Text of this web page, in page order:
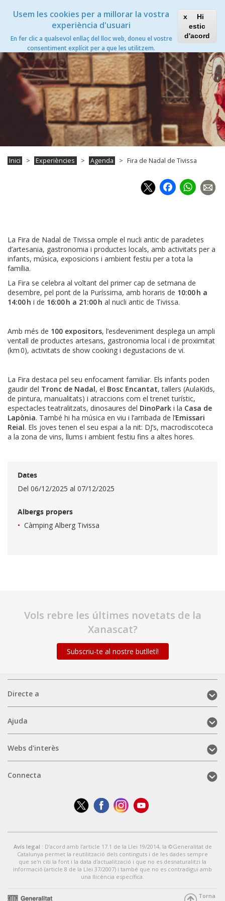
Usem les cookies per a millorar la vostra
experiència d'usuari
En fer clic a qualsevol enllaç del lloc web, doneu el vostre
consentiment explícit per a que les utilitzem.
Hi
estic
d'acord
Toggle
Xanascat
Toggle
navigation
Fira de Nadal de Tivissa
Inici Experiències Agenda Fira de Nadal de Tivissa
La Fira de Nadal de Tivissa omple el nucli antic de paradetes
d’artesania, gastronomia i productes locals, amb activitats per a
infants, música, exposicions i ambient festiu per a tota la
família.
La Fira se celebra al voltant del primer cap de setmana de
desembre, pel pont de la Puríssima, amb horaris de 10:00 h a
14:00 h i de 16:00 h a 21:00 h al nucli antic de Tivissa.
Amb més de 100 expositors, l’esdeveniment desplega un ampli
ventall de productes artesans, gastronomia local i de proximitat
(km 0), activitats de show cooking i degustacions de vi.
La Fira destaca pel seu enfocament familiar. Els infants poden
gaudir del Tronc de Nadal, el Bosc Encantat, tallers (AulaKids,
de pintura, manualitats) i atraccions com el trenet turístic,
espectacles teatralitzats, dinosaures del DinoPark i la Casa de
Lapònia. També hi ha música en viu i l’arribada de l’Emissari
Reial. Els joves tenen el seu espai a la nit: DJ’s, macrodiscoteca
a la zona de vins, llums i ambient festiu fins a altes hores.
Dates
Del 06/12/2025 al 07/12/2025
Albergs propers
Càmping Alberg Tivissa
Vols rebre les últimes novetats de la
Xanascat?
Subscriu-te al nostre butlletí!
Directe
a
Directe a
Ajuda
(mobile)
Ajuda
Webs
d'interès
Webs d'interès
Connecta
Connecta
Avís legal : D’acord amb l’article 17.1 de la Llei 19/2014, la ©Generalitat de
Catalunya permet la reutilització dels continguts i de les dades sempre
que se'n citi la font i la data d'actualització i que no es desnaturalitzi la
informació (article 8 de la Llei 37/2007) i també que no es contradigui amb
una llicència específica.
Torna